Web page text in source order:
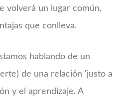
volverá un lugar común,
que conlleva.
hablando de un
de una relación 'justo a
y el aprendizaje. A